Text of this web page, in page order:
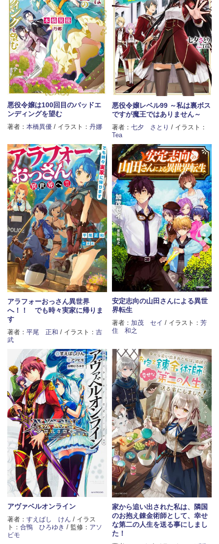
悪役令嬢は100回目のバッドエ
ンディングを望む
著者： 本橋異優 / イラスト： 丹娜
悪役令嬢レベル99 ～私は裏ボス
ですが魔王ではありません～
著者： 七夕 さとり / イラスト：
Tea
アラフォーおっさん異世界
へ！！ でも時々実家に帰りま
す
著者： 平尾 正和 / イラスト： 吉
武
安定志向の山田さんによる異世
界転生
著者： 加茂 セイ / イラスト： 芳
住 和之
アヴァベルオンライン
著者： すえばし けん / イラス
ト： 合鴨 ひろゆき / 監修： アソ
ビモ
家から追い出された私は、隣国
のお抱え錬金術師として、幸せ
な第二の人生を送る事にしまし
た！